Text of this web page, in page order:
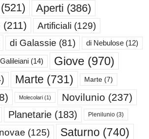
(521) Aperti (386)
(211) Artificiali (129)
di Galassie (81) di Nebulose (12)
Galileiani (14) Giove (970)
Marte (731) Marte (7)
Molecolari (1) Novilunio (237)
Planetarie (183) Plenilunio (3)
(125) Saturno (740)